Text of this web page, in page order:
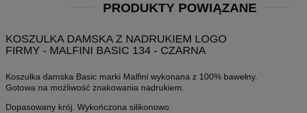
PRODUKTY POWIĄZANE
KOSZULKA DAMSKA Z NADRUKIEM LOGO
FIRMY - MALFINI BASIC 134 - CZARNA
Koszulka damska Basic marki Malfini wykonana z 100% bawełny.
Gotowa na możliwość znakowania nadrukiem.
Dopasowany krój. Wykończona silikonowo.